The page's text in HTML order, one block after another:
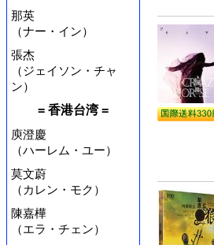
那英
（ナー・イン）
張杰
（ジェイソン・チャ
ン）
= 香港台湾 =
庾澄慶
（ハーレム・ユー）
莫文蔚
（カレン・モク）
陳嘉樺
（エラ・チェン）